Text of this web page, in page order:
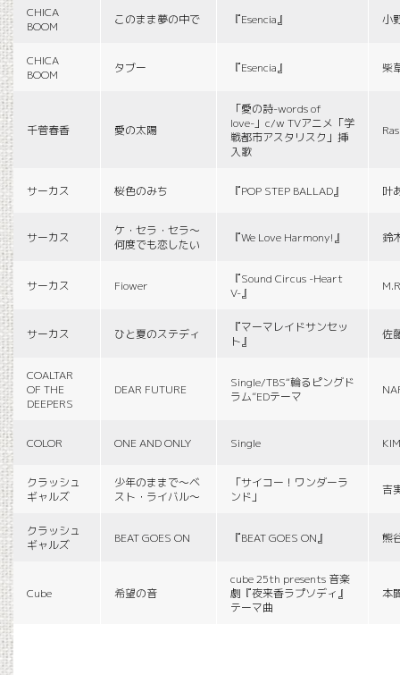
CHICA
BOOM
このまま夢の中で 『Esencia』 小
CHICA
BOOM
タブー 『Esencia』 柴
千菅春香 愛の太陽
「愛の詩-words of
love-」c/w TVアニメ「学
戦都市アスタリスク」挿
入歌
サーカス 桜色のみち 『POP STEP BALLAD』 叶
サーカス
ケ・セラ・セラ〜
何度でも恋したい
『We Love Harmony!』 鈴
サーカス Fiower
『Sound Circus -Heart
V-』
サーカス ひと夏のステディ
『マーマレイドサンセッ
ト』
佐
COALTAR
OF THE
DEEPERS
DEAR FUTURE
Single/TBS“輪るピングド
ラム”EDテーマ
COLOR ONE AND ONLY Single
クラッシュ
ギャルズ
少年のままで〜ベ
スト・ライバル〜
「サイコー！ワンダーラ
ンド」
吉
クラッシュ
ギャルズ
BEAT GOES ON 『BEAT GOES ON』 熊
Cube 希望の音
cube 25th presents 音楽
劇『夜来香ラプソディ』
テーマ曲
本